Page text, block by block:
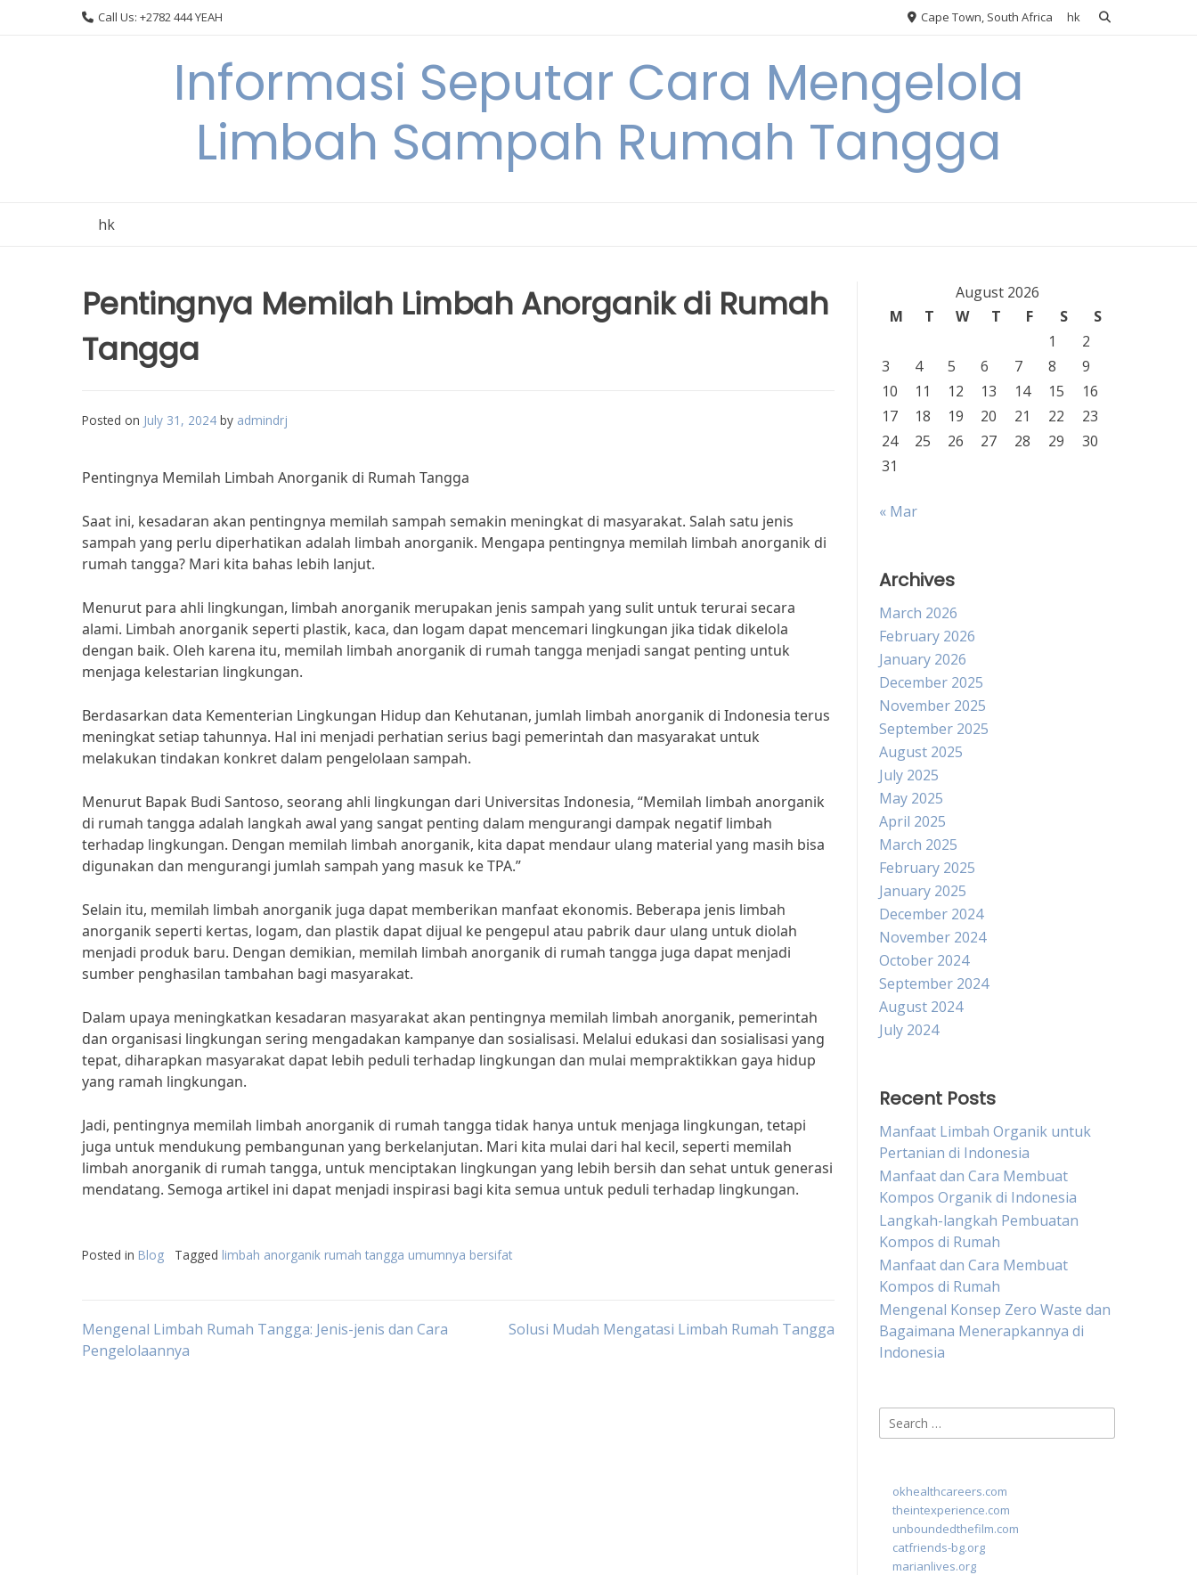
Call Us: +2782 444 YEAH Cape Town, South Africa hk
Informasi Seputar Cara Mengelola
Limbah Sampah Rumah Tangga
hk
Pentingnya Memilah Limbah Anorganik di Rumah
Tangga
Posted on July 31, 2024 by admindrj
Pentingnya Memilah Limbah Anorganik di Rumah Tangga
Saat ini, kesadaran akan pentingnya memilah sampah semakin meningkat di masyarakat. Salah satu jenis
sampah yang perlu diperhatikan adalah limbah anorganik. Mengapa pentingnya memilah limbah anorganik di
rumah tangga? Mari kita bahas lebih lanjut.
Menurut para ahli lingkungan, limbah anorganik merupakan jenis sampah yang sulit untuk terurai secara
alami. Limbah anorganik seperti plastik, kaca, dan logam dapat mencemari lingkungan jika tidak dikelola
dengan baik. Oleh karena itu, memilah limbah anorganik di rumah tangga menjadi sangat penting untuk
menjaga kelestarian lingkungan.
Berdasarkan data Kementerian Lingkungan Hidup dan Kehutanan, jumlah limbah anorganik di Indonesia terus
meningkat setiap tahunnya. Hal ini menjadi perhatian serius bagi pemerintah dan masyarakat untuk
melakukan tindakan konkret dalam pengelolaan sampah.
Menurut Bapak Budi Santoso, seorang ahli lingkungan dari Universitas Indonesia, “Memilah limbah anorganik
di rumah tangga adalah langkah awal yang sangat penting dalam mengurangi dampak negatif limbah
terhadap lingkungan. Dengan memilah limbah anorganik, kita dapat mendaur ulang material yang masih bisa
digunakan dan mengurangi jumlah sampah yang masuk ke TPA.”
Selain itu, memilah limbah anorganik juga dapat memberikan manfaat ekonomis. Beberapa jenis limbah
anorganik seperti kertas, logam, dan plastik dapat dijual ke pengepul atau pabrik daur ulang untuk diolah
menjadi produk baru. Dengan demikian, memilah limbah anorganik di rumah tangga juga dapat menjadi
sumber penghasilan tambahan bagi masyarakat.
Dalam upaya meningkatkan kesadaran masyarakat akan pentingnya memilah limbah anorganik, pemerintah
dan organisasi lingkungan sering mengadakan kampanye dan sosialisasi. Melalui edukasi dan sosialisasi yang
tepat, diharapkan masyarakat dapat lebih peduli terhadap lingkungan dan mulai mempraktikkan gaya hidup
yang ramah lingkungan.
Jadi, pentingnya memilah limbah anorganik di rumah tangga tidak hanya untuk menjaga lingkungan, tetapi
juga untuk mendukung pembangunan yang berkelanjutan. Mari kita mulai dari hal kecil, seperti memilah
limbah anorganik di rumah tangga, untuk menciptakan lingkungan yang lebih bersih dan sehat untuk generasi
mendatang. Semoga artikel ini dapat menjadi inspirasi bagi kita semua untuk peduli terhadap lingkungan.
Posted in Blog Tagged limbah anorganik rumah tangga umumnya bersifat
Post
Mengenal Limbah Rumah Tangga: Jenis-jenis dan Cara
Pengelolaannya
Solusi Mudah Mengatasi Limbah Rumah Tangga
August 2026
M
T W T F S
S
1
2
3
4 5 6 7 8
9
10
11 12 13 14 15
16
17
18 19 20 21 22
23
24
25 26 27 28 29
30
31
« Mar
Archives
March 2026
February 2026
January 2026
December 2025
November 2025
September 2025
August 2025
July 2025
May 2025
April 2025
March 2025
February 2025
January 2025
December 2024
November 2024
October 2024
September 2024
August 2024
July 2024
Recent Posts
Manfaat Limbah Organik untuk
Pertanian di Indonesia
Manfaat dan Cara Membuat
Kompos Organik di Indonesia
Langkah-langkah Pembuatan
Kompos di Rumah
Manfaat dan Cara Membuat
Kompos di Rumah
Mengenal Konsep Zero Waste dan
Bagaimana Menerapkannya di
Indonesia
Search
for:
okhealthcareers.com
theintexperience.com
unboundedthefilm.com
catfriends-bg.org
marianlives.org